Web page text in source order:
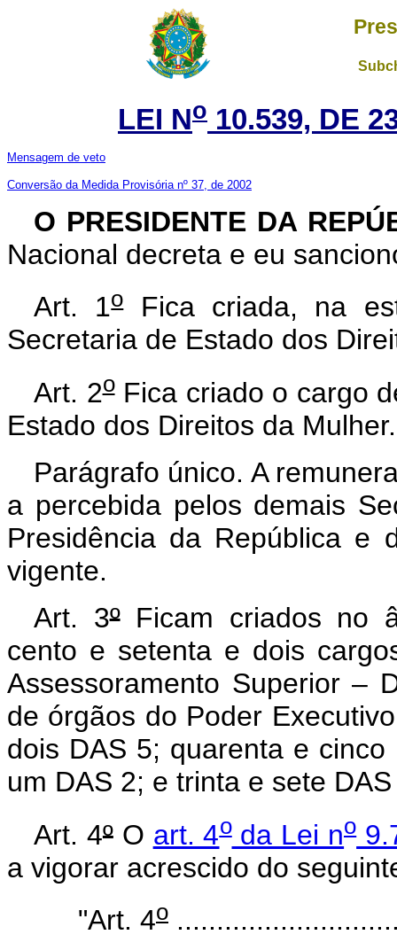
LEI No 10.539, DE
Mensagem de veto
Conversão da Medida Provisória nº 37, de 2002
O PRESIDENTE DA
Nacional decreta e eu
Art. 1o
Fica criada, na
Secretaria de Estado dos
Art. 2oFica criado o cargo
Estado dos Direitos da Mulher.
Parágrafo único. A
a percebida pelos demais
Presidência da República e
vigente.
Art. 3º Ficam criados no
cento e setenta e dois
Assessoramento Superior –
de órgãos do Poder
dois DAS 5; quarenta e
um DAS 2; e trinta e sete
Art. 4º O art. 4oda Lei no
a vigorar acrescido do
"Art. 4o